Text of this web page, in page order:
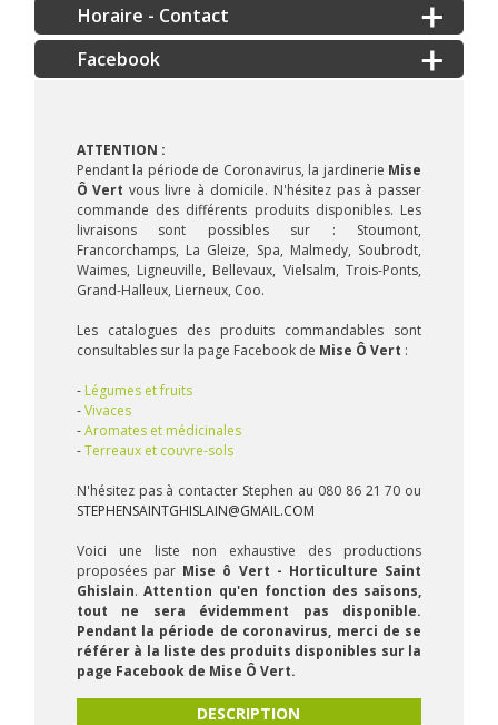
Horaire - Contact
ATTENTION :
Pendant la période de Coronavirus, la jardinerie Mise
Ô Vertvous livre à domicile. N'hésitez pas à passer
commande des différents produits disponibles. Les
livraisons sont possibles sur : Stoumont,
Francorchamps, La Gleize, Spa, Malmedy, Soubrodt,
Waimes, Ligneuville, Bellevaux, Vielsalm, Trois-Ponts,
Grand-Halleux, Lierneux, Coo.
Les catalogues des produits commandables sont
consultables sur la page Facebook de Mise Ô Vert :
- Légumes et fruits
-Vivaces
-Aromates et médicinales
-Terreaux et couvre-sols
N'hésitez pas à contacter Stephen au 080 86 21 70 ou
STEPHENSAINTGHISLAIN@GMAIL.COM
Voici une liste non exhaustive des productions
proposées par Mise ô Vert - Horticulture Saint
Ghislain.Attention qu'en fonction des saisons,
tout ne sera évidemment pas disponible.
Pendant la période de coronavirus, merci de se
référer à la liste des produits disponibles sur la
page Facebook de Mise Ô Vert.
DESCRIPTION